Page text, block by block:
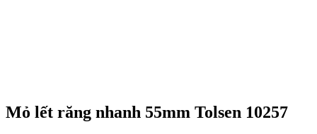
Mỏ lết răng nhanh 55mm Tolsen 10257